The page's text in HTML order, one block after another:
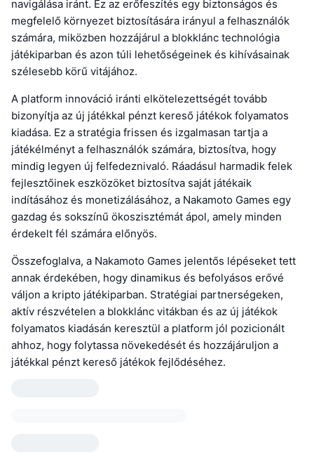
navigálása iránt. Ez az erőfeszítés egy biztonságos és
megfelelő környezet biztosítására irányul a felhasználók
számára, miközben hozzájárul a blokklánc technológia
játékiparban és azon túli lehetőségeinek és kihívásainak
szélesebb körű vitájához.
A platform innováció iránti elkötelezettségét tovább
bizonyítja az új játékkal pénzt kereső játékok folyamatos
kiadása. Ez a stratégia frissen és izgalmasan tartja a
játékélményt a felhasználók számára, biztosítva, hogy
mindig legyen új felfedeznivaló. Ráadásul harmadik felek
fejlesztőinek eszközöket biztosítva saját játékaik
indításához és monetizálásához, a Nakamoto Games egy
gazdag és sokszínű ökoszisztémát ápol, amely minden
érdekelt fél számára előnyös.
Összefoglalva, a Nakamoto Games jelentős lépéseket tett
annak érdekében, hogy dinamikus és befolyásos erővé
váljon a kripto játékiparban. Stratégiai partnerségeken,
aktív részvételen a blokklánc vitákban és az új játékok
folyamatos kiadásán keresztül a platform jól pozicionált
ahhoz, hogy folytassa növekedését és hozzájáruljon a
játékkal pénzt kereső játékok fejlődéséhez.